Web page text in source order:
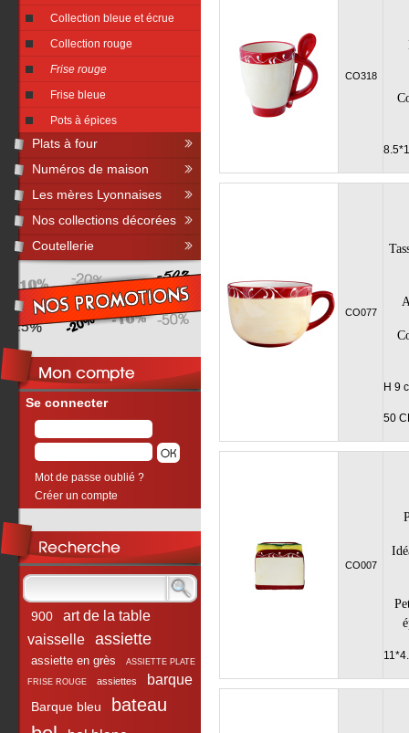
CO318
CO077
H 9
50
CO007
Collection bleue et écrue
Collection rouge
Frise rouge
Frise bleue
Pots à épices
Plats à four
Numéros de maison
Les mères Lyonnaises
Nos collections décorées
Coutellerie
Se connecter
Mot de passe oublié ?
Créer un compte
900
art de la table
vaisselle
assiette
assiette en grès ASSIETTE PLATE
FRISE ROUGE assiettes barque
Barque bleu bateau